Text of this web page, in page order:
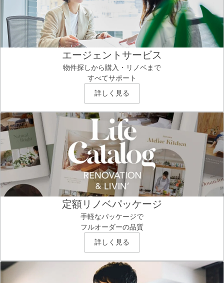
エージェントサービス
物件探しから購入・リノベまで
すべてサポート
詳しく見る
定額リノベパッケージ
手軽なパッケージで
フルオーダーの品質
詳しく見る